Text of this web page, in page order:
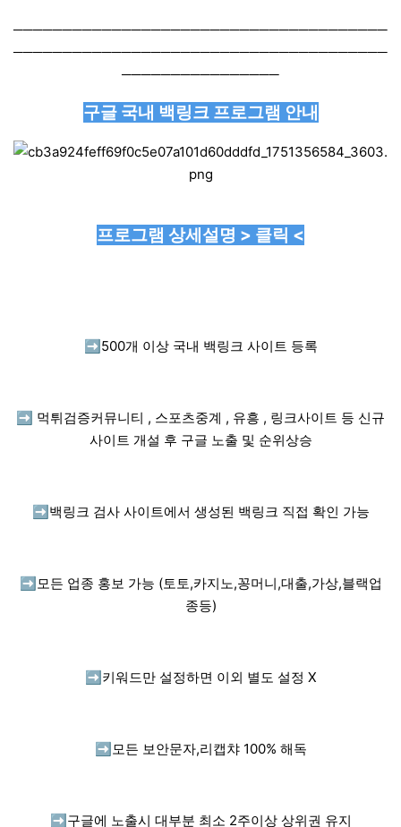
──────────────────────────────────────
──────────────────────────────────────
────────────────
구글 국내 백링크 프로그램 안내
프로그램 상세설명 > 클릭 <
➡️ 500개 이상 국내 백링크 사이트 등록
➡️ 먹튀검증커뮤니티 , 스포츠중계 , 유흥 , 링크사이트 등 신규
사이트 개설 후 구글 노출 및 순위상승
➡️ 백링크 검사 사이트에서 생성된 백링크 직접 확인 가능
➡️ 모든 업종 홍보 가능 (토토,카지노,꽁머니,대출,가상,블랙업
종등)
➡️ 키워드만 설정하면 이외 별도 설정 X
➡️ 모든 보안문자,리캡챠 100% 해독
➡️ 구글에 노출시 대부분 최소 2주이상 상위권 유지